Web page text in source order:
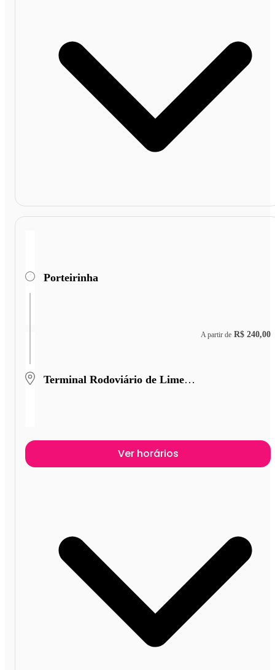
Porteirinha
Terminal Rodoviário de Limeira
A partir de R$ 240,00
Ver horários